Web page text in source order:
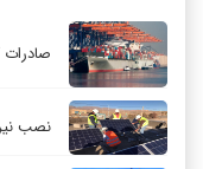
صادرات کالای
نصب